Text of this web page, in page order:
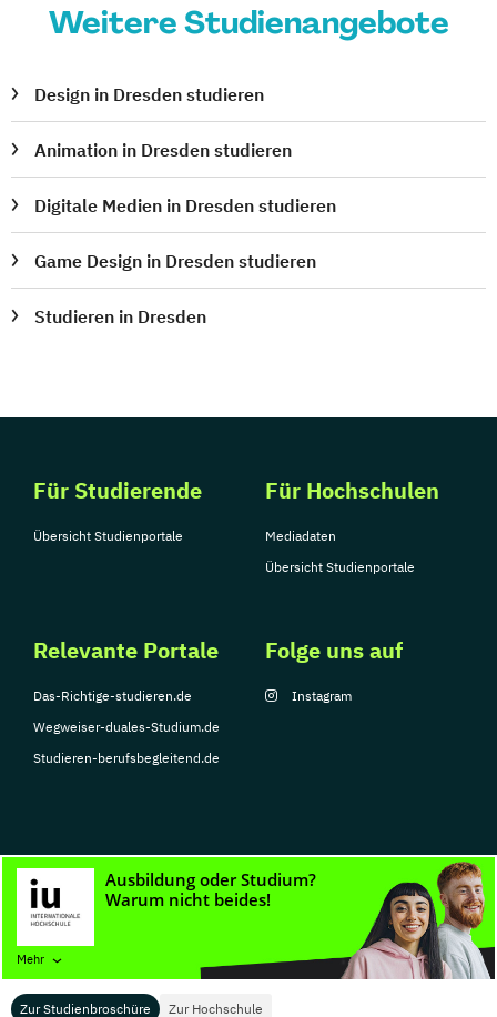
Zur Studienbroschüre Zur Hochschule
Mehr
Weitere Studienangebote
Design in Dresden studieren
Animation in Dresden studieren
Digitale Medien in Dresden studieren
Game Design in Dresden studieren
Studieren in Dresden
Für Studierende
Übersicht Studienportale
Für Hochschulen
Mediadaten
Übersicht Studienportale
Relevante Portale
Das-Richtige-studieren.de
Wegweiser-duales-Studium.de
Studieren-berufsbegleitend.de
Folge uns auf
Instagram
© Copyright 2026, TarGroup Media GmbH
Nutzungsbedingungen